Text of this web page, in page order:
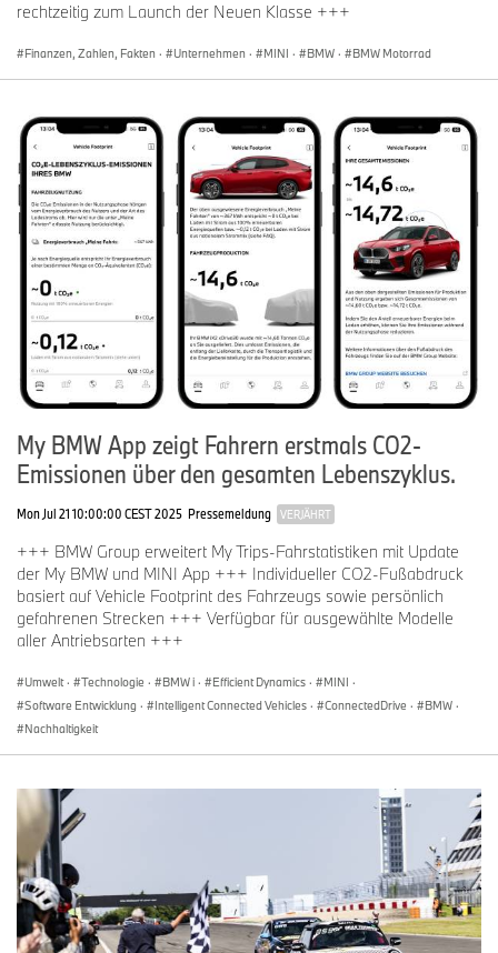
rechtzeitig zum Launch der Neuen Klasse +++
Finanzen, Zahlen, Fakten · Unternehmen · MINI · BMW · BMW Motorrad
My BMW App zeigt Fahrern erstmals CO2-
Emissionen über den gesamten Lebenszyklus.
Mon Jul 21 10:00:00 CEST 2025 Pressemeldung VERJÄHRT
+++ BMW Group erweitert My Trips-Fahrstatistiken mit Update
der My BMW und MINI App +++ Individueller CO2-Fußabdruck
basiert auf Vehicle Footprint des Fahrzeugs sowie persönlich
gefahrenen Strecken +++ Verfügbar für ausgewählte Modelle
aller Antriebsarten +++
Umwelt · Technologie · BMW i · Efficient Dynamics · MINI ·
Software Entwicklung · Intelligent Connected Vehicles · ConnectedDrive · BMW ·
Nachhaltigkeit